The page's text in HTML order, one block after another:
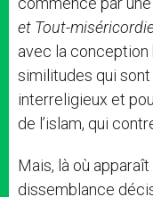
et Tout-
avec la
similitudes qui
interreligieux et
de l’islam, qui
Mais, là où
dissemblance